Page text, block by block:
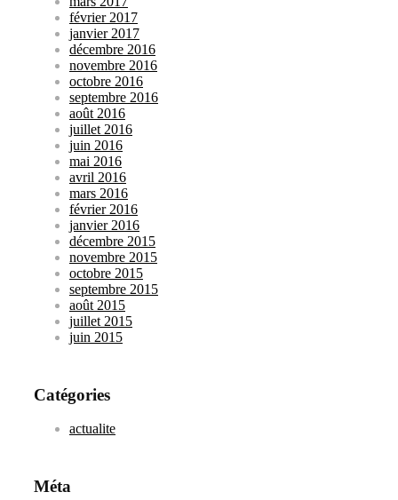
février 2017
janvier 2017
décembre 2016
novembre 2016
octobre 2016
septembre 2016
août 2016
juillet 2016
juin 2016
mai 2016
avril 2016
mars 2016
février 2016
janvier 2016
décembre 2015
novembre 2015
octobre 2015
septembre 2015
août 2015
juillet 2015
juin 2015
Catégories
actualite
Méta